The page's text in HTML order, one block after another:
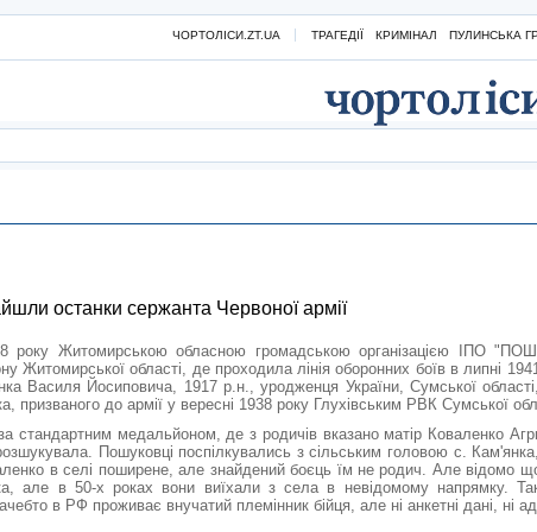
ЧОРТОЛІСИ.ZT.UA ТРАГЕДІЇ КРИМІНАЛ ПУЛИНСЬКА
останки сержанта Червоної армії
року Житомирською обласною громадською організацією ІПО
Житомирської області, де проходила лінія оборонних боїв в липні
Василя Йосиповича, 1917 р.н., уродженця України, Сумської
призваного до армії у вересні 1938 року Глухівським РВК Сумської
стандартним медальйоном, де з родичів вказано матір Коваленко
Пошуковці поспілкувались з сільським головою с.
в селі поширене, але знайдений боєць їм не родич. Але відомо
але в 50-х роках вони виїхали з села в невідомому напрямку.
в РФ проживає внучатий племінник бійця, але ні анкетні дані, ні